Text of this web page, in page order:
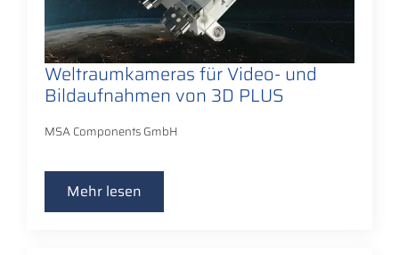
Weltraumkameras für Video- und
Bildaufnahmen von 3D PLUS
MSA Components GmbH
Mehr lesen